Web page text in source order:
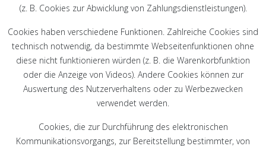
(z. B. Cookies zur Abwicklung von Zahlungsdienstleistungen).
Cookies haben verschiedene Funktionen. Zahlreiche Cookies sind
technisch notwendig, da bestimmte Webseitenfunktionen ohne
diese nicht funktionieren würden (z. B. die Warenkorbfunktion
oder die Anzeige von Videos). Andere Cookies können zur
Auswertung des Nutzerverhaltens oder zu Werbezwecken
verwendet werden.
Cookies, die zur Durchführung des elektronischen
Kommunikationsvorgangs, zur Bereitstellung bestimmter, von